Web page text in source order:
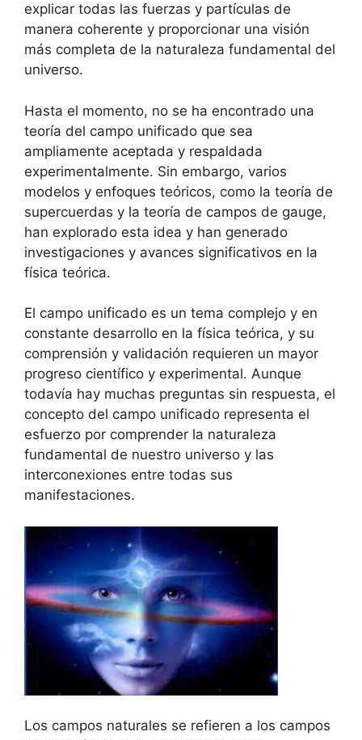
explicar todas las fuerzas y partículas de
manera coherente y proporcionar una visión
más completa de la naturaleza fundamental del
universo.
Hasta el momento, no se ha encontrado una
teoría del campo unificado que sea
ampliamente aceptada y respaldada
experimentalmente. Sin embargo, varios
modelos y enfoques teóricos, como la teoría de
supercuerdas y la teoría de campos de gauge,
han explorado esta idea y han generado
investigaciones y avances significativos en la
física teórica.
El campo unificado es un tema complejo y en
constante desarrollo en la física teórica, y su
comprensión y validación requieren un mayor
progreso científico y experimental. Aunque
todavía hay muchas preguntas sin respuesta, el
concepto del campo unificado representa el
esfuerzo por comprender la naturaleza
fundamental de nuestro universo y las
interconexiones entre todas sus
manifestaciones.
Los campos naturales se refieren a los campos